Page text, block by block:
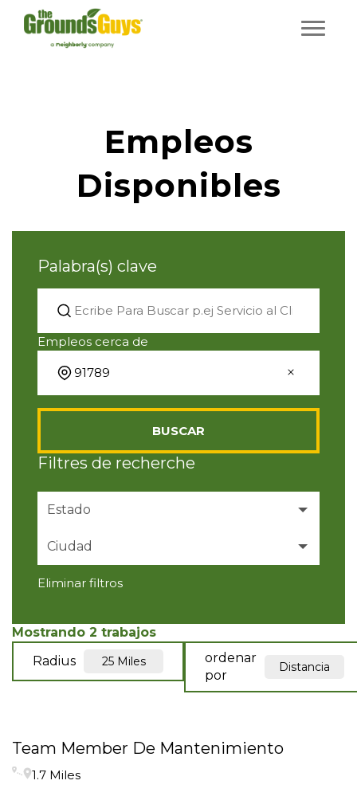
Empleos
Disponibles
Palabra(s) clave
Empleos cerca de
BUSCAR
Filtres de recherche
Estado
California 2
Ciudad
Walnut
Eliminar filtros
Mostrando 2 trabajos
Radius
25 Miles
ordenar
por
Distancia
Team Member De Mantenimiento
1.7 Miles